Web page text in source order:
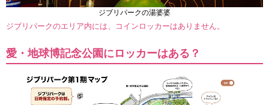
ジブリパークの湯婆婆
ジブリパークのエリア内には、コインロッカーはありません。
愛・地球博記念公園にロッカーはある？